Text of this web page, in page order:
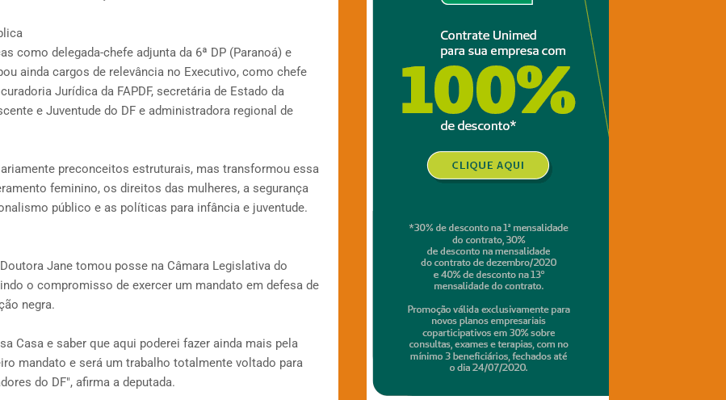
como delegada-chefe adjunta da 6ª DP (Paranoá) e
ainda cargos de relevância no Executivo, como chefe
Jurídica da FAPDF, secretária de Estado da
e Juventude do DF e administradora regional de
preconceitos estruturais, mas transformou essa
feminino, os direitos das mulheres, a segurança
público e as políticas para infância e juventude.
Jane tomou posse na Câmara Legislativa do
o compromisso de exercer um mandato em defesa de
negra.
Casa e saber que aqui poderei fazer ainda mais pela
mandato e será um trabalho totalmente voltado para
do DF", afirma a deputada.